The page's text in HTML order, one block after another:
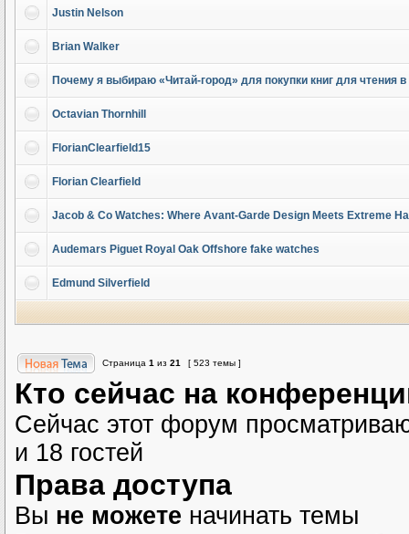
Justin Nelson
Brian Walker
Почему я выбираю «Читай-город» для покупки книг для чтения
Octavian Thornhill
FlorianClearfield15
Florian Clearfield
Jacob & Co Watches: Where Avant-Garde Design Meets Extreme
Audemars Piguet Royal Oak Offshore fake watches
Edmund Silverfield
Страница 1 из 21 [ 523 темы ]
Кто сейчас на
Сейчас этот форум
и 18 гостей
Права доступа
Вы не можете начинать темы